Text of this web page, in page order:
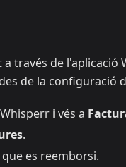
través de l'aplicació
de la configuració
i vés a
.
es reemborsi.